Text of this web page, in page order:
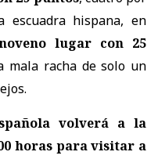
escuadra hispana, en
lugar con 25
mala racha de solo un
volverá a la
horas para visitar a